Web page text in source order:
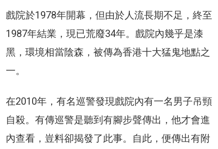
戲院於1978年開幕，但由於人流長期不足，終至
1987年結業，現已荒廢34年。戲院內幾乎是漆
黑，環境相當陰森，被傳為香港十大猛鬼地點之
一。
在2010年，有名巡警發現戲院內有一名男子吊頸
自殺。有傳巡警是聽到有腳步聲傳出，他才會進
內查看，豈料卻揭發了此事。自此，便傳出有附